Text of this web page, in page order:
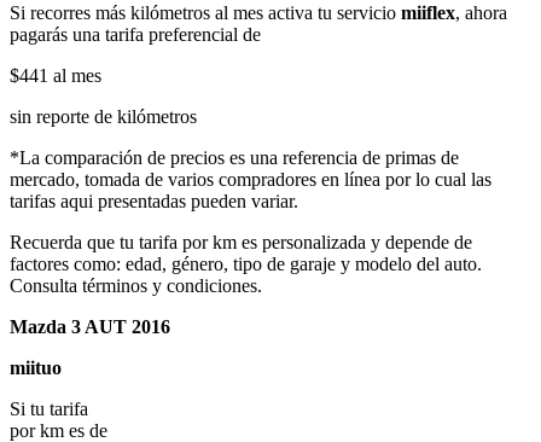
Si recorres más kilómetros al mes activa tu servicio miiflex, ahora
pagarás una tarifa preferencial de
$441 al mes
sin reporte de kilómetros
*La comparación de precios es una referencia de primas de
mercado, tomada de varios compradores en línea por lo cual las
tarifas aqui presentadas pueden variar.
Recuerda que tu tarifa por km es personalizada y depende de
factores como: edad, género, tipo de garaje y modelo del auto.
Consulta términos y condiciones.
Mazda 3 AUT 2016
miituo
Si tu tarifa
por km es de